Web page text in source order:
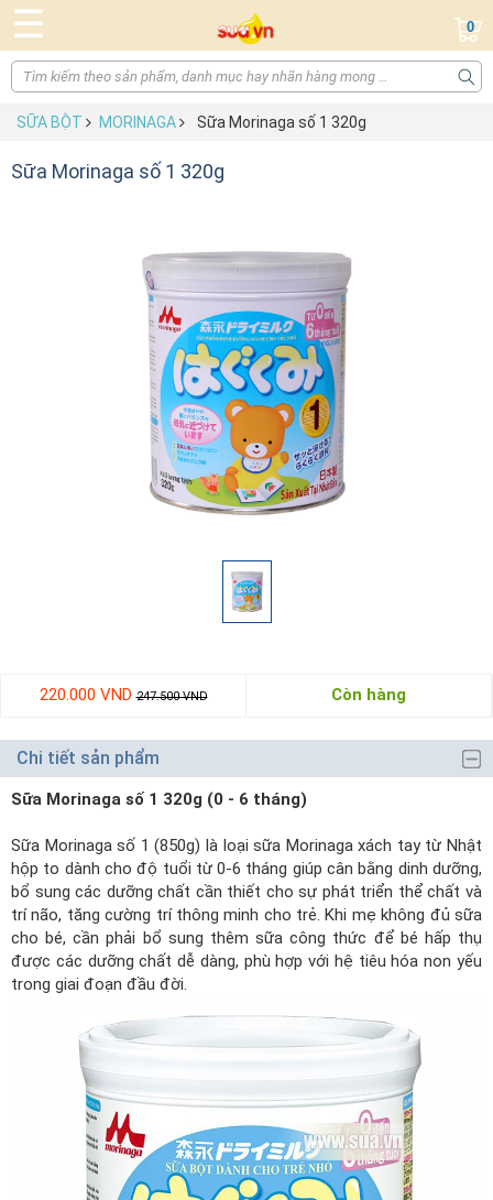
☰ 0
SỮA BỘT MORINAGA Sữa Morinaga số 1 320g
Sữa Morinaga số 1 320g
220.000 VND 247.500 VND Còn hàng
Chi tiết sản phẩm
Sữa Morinaga số 1 320g (0 - 6 tháng)
Sữa Morinaga số 1 (850g) là loại sữa Morinaga xách tay từ Nhật
hộp to dành cho độ tuổi từ 0-6 tháng giúp cân bằng dinh dưỡng,
bổ sung các dưỡng chất cần thiết cho sự phát triển thể chất và
trí não, tăng cường trí thông minh cho trẻ. Khi mẹ không đủ sữa
cho bé, cần phải bổ sung thêm sữa công thức để bé hấp thụ
được các dưỡng chất dễ dàng, phù hợp với hệ tiêu hóa non yếu
trong giai đoạn đầu đời.